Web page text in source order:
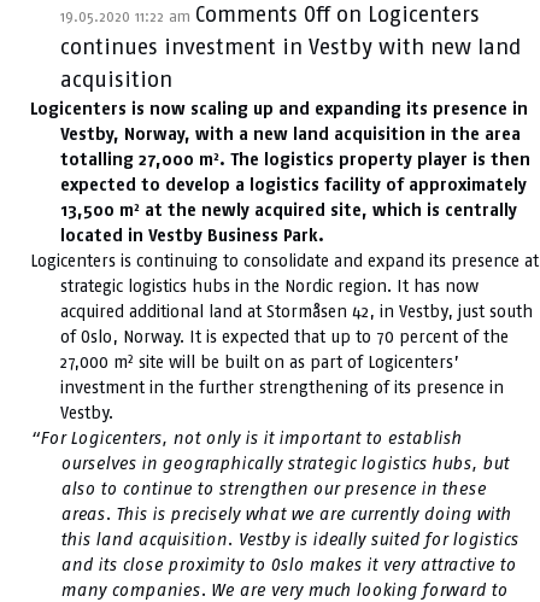
19.05.2020 11:22 am Comments Offon Logicenters
continues investment in Vestby with new land
acquisition
Logicenters is now scaling up and expanding its presence in
Vestby, Norway, with a new land acquisition in the area
totalling 27,000 m². The logistics property player is then
expected to develop a logistics facility of approximately
13,500 m² at the newly acquired site, which is centrally
located in Vestby Business Park.
Logicenters is continuing to consolidate and expand its presence at
strategic logistics hubs in the Nordic region. It has now
acquired additional land at Stormåsen 42, in Vestby, just south
of Oslo, Norway. It is expected that up to 70 percent of the
27,000 m² site will be built on as part of Logicenters’
investment in the further strengthening of its presence in
Vestby.
“For Logicenters, not only is it important to establish
ourselves in geographically strategic logistics hubs, but
also to continue to strengthen our presence in these
areas. This is precisely what we are currently doing with
this land acquisition. Vestby is ideally suited for logistics
and its close proximity to Oslo makes it very attractive to
many companies. We are very much looking forward to